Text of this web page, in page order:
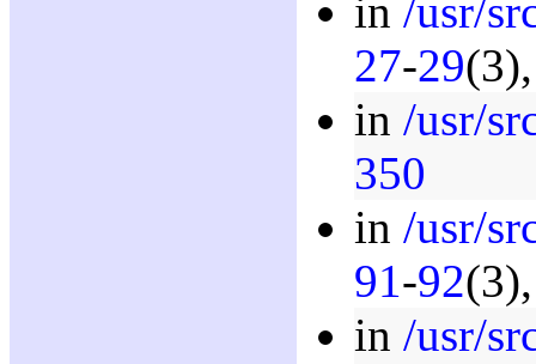
in /usr/
27-29
in /usr/
350
in /usr/
91-92
in /usr/